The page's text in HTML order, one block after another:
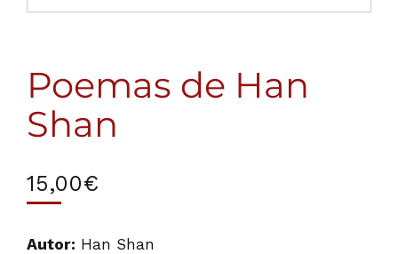
Poemas de Han
Shan
15,00€
Autor: Han Shan